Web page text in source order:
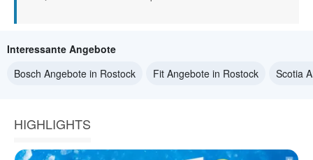
Interessante Angebote
Bosch Angebote in Rostock
Fit Angebote in Rostock Scotia
HIGHLIGHTS